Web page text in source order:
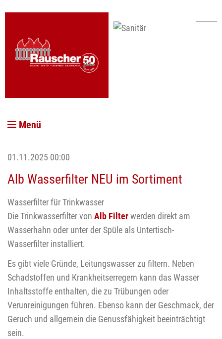
Menü
01.11.2025 00:00
Alb Wasserfilter NEU im Sortiment
Wasserfilter für Trinkwasser
Die Trinkwasserfilter von Alb Filterwerden direkt am
Wasserhahn oder unter der Spüle als Untertisch-
Wasserfilter installiert.
Es gibt viele Gründe, Leitungswasser zu filtern. Neben
Schadstoffen und Krankheitserregern kann das Wasser
Inhaltsstoffe enthalten, die zu Trübungen oder
Verunreinigungen führen. Ebenso kann der Geschmack, der
Geruch und allgemein die Genussfähigkeit beeinträchtigt
sein.